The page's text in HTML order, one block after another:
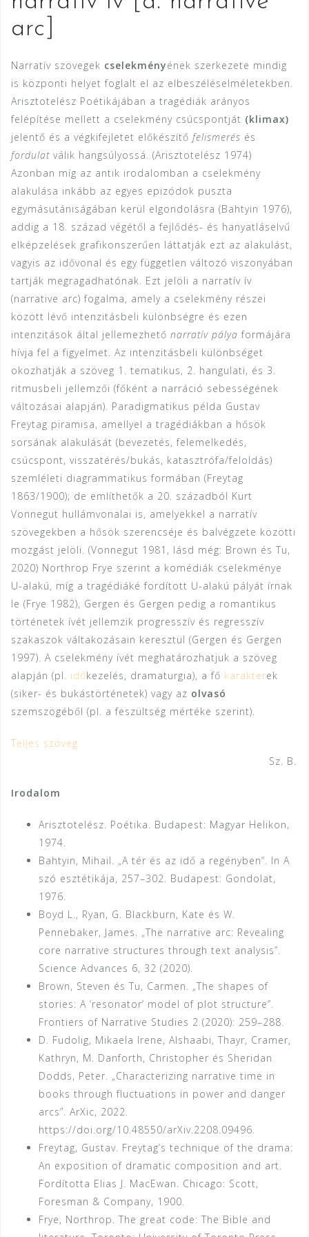
arc]
Narratív szövegek cselekményének szerkezete mindig
is központi helyet foglalt el az elbeszéléselméletekben.
Arisztotelész Poétikájában a tragédiák arányos
felépítése mellett a cselekmény csúcspontját (klimax)
jelentő és a végkifejletet előkészítő felismerés és
fordulat válik hangsúlyossá. (Arisztotelész 1974)
Azonban míg az antik irodalomban a cselekmény
alakulása inkább az egyes epizódok puszta
egymásutániságában kerül elgondolásra (Bahtyin 1976),
addig a 18. század végétől a fejlődés- és hanyatláselvű
elképzelések grafikonszerűen láttatják ezt az alakulást,
vagyis az idővonal és egy független változó viszonyában
tartják megragadhatónak. Ezt jelöli a narratív ív
(narrative arc) fogalma, amely a cselekmény részei
között lévő intenzitásbeli különbségre és ezen
intenzitások által jellemezhető narratív pálya formájára
hívja fel a figyelmet. Az intenzitásbeli különbséget
okozhatják a szöveg 1. tematikus, 2. hangulati, és 3.
ritmusbeli jellemzői (főként a narráció sebességének
változásai alapján). Paradigmatikus példa Gustav
Freytag piramisa, amellyel a tragédiákban a hősök
sorsának alakulását (bevezetés, felemelkedés,
csúcspont, visszatérés/bukás, katasztrófa/feloldás)
szemléleti diagrammatikus formában (Freytag
1863/1900); de említhetők a 20. századból Kurt
Vonnegut hullámvonalai is, amelyekkel a narratív
szövegekben a hősök szerencséje és balvégzete közötti
mozgást jelöli. (Vonnegut 1981, lásd még: Brown és Tu,
2020) Northrop Frye szerint a komédiák cselekménye
U-alakú, míg a tragédiáké fordított U-alakú pályát írnak
le (Frye 1982), Gergen és Gergen pedig a romantikus
történetek ívét jellemzik progresszív és regresszív
szakaszok váltakozásain keresztül (Gergen és Gergen
1997). A cselekmény ívét meghatározhatjuk a szöveg
alapján (pl. időkezelés, dramaturgia), a fő karakterek
(siker- és bukástörténetek) vagy az olvasó
szemszögéből (pl. a feszültség mértéke szerint).
Teljes szöveg
Sz. B.
Irodalom
Arisztotelész. Poétika. Budapest: Magyar Helikon,
1974.
Bahtyin, Mihail. „A tér és az idő a regényben”. In A
szó esztétikája, 257–302. Budapest: Gondolat,
1976.
Boyd L., Ryan, G. Blackburn, Kate és W.
Pennebaker, James. „The narrative arc: Revealing
core narrative structures through text analysis”.
Science Advances 6, 32 (2020).
Brown, Steven és Tu, Carmen. „The shapes of
stories: A ’resonator’ model of plot structure”.
Frontiers of Narrative Studies 2 (2020): 259–288.
D. Fudolig, Mikaela Irene, Alshaabi, Thayr, Cramer,
Kathryn, M. Danforth, Christopher és Sheridan
Dodds, Peter. „Characterizing narrative time in
books through fluctuations in power and danger
arcs”. ArXic, 2022.
https://doi.org/10.48550/arXiv.2208.09496.
Freytag, Gustav. Freytag’s technique of the drama:
An exposition of dramatic composition and art.
Fordította Elias J. MacEwan. Chicago: Scott,
Foresman & Company, 1900.
Frye, Northrop. The great code: The Bible and